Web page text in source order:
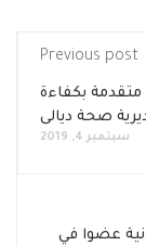
Previous post
متقدمة بكفاءة
صحة ديالى
سبتمبر 4, 2019
عضوا في